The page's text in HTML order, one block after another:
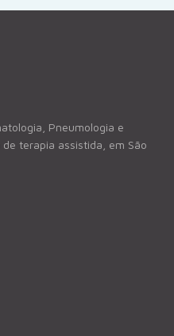
Pneumologia e
terapia assistida, em São